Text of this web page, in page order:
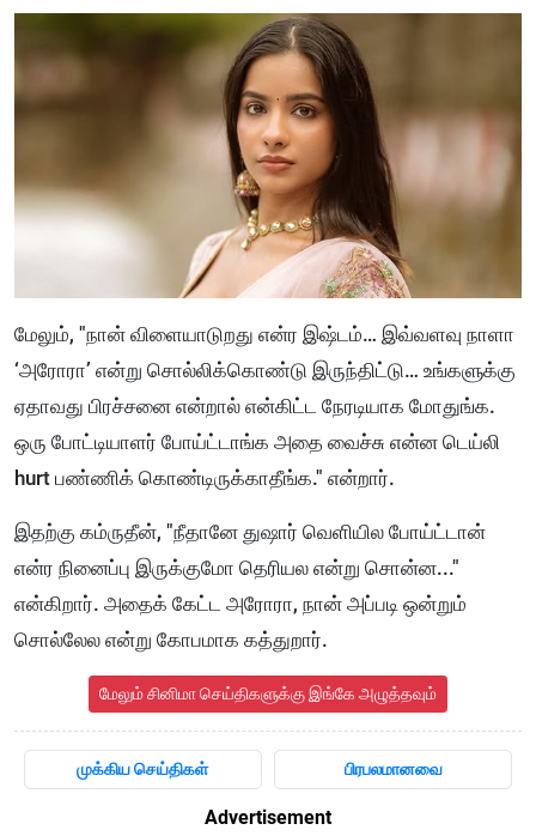
மேலும், "நான் விளையாடுறது என்ர இஷ்டம்… இவ்வளவு நாளா
‘அரோரா’ என்று சொல்லிக்கொண்டு இருந்திட்டு… உங்களுக்கு
ஏதாவது பிரச்சனை என்றால் என்கிட்ட நேரடியாக மோதுங்க.
ஒரு போட்டியாளர் போய்ட்டாங்க அதை வைச்சு என்ன டெய்லி
hurt பண்ணிக் கொண்டிருக்காதீங்க." என்றார்.
இதற்கு கம்ருதீன், "நீதானே துஷார் வெளியில போய்ட்டான்
என்ர நினைப்பு இருக்குமோ தெரியல என்று சொன்ன..."
என்கிறார். அதைக் கேட்ட அரோரா, நான் அப்படி ஒன்றும்
சொல்லேல என்று கோபமாக கத்துறார்.
மேலும் சினிமா செய்திகளுக்கு இங்கே அழுத்தவும்
முக்கிய செய்திகள் பிரபலமானவை
Advertisement